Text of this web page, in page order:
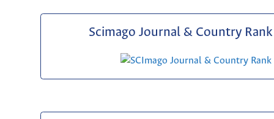
Scimago Journal & Country Rank